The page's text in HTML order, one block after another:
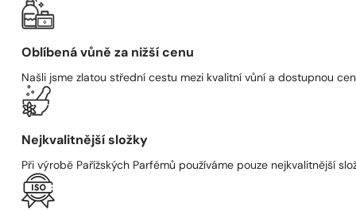
Oblíbená vůně za nižší cenu
Našli jsme zlatou střední cestu mezi kvalitní vůní a dostupnou
Nejkvalitnější složky
Při výrobě Pařížských Parfémů používáme pouze nejkvalitnější